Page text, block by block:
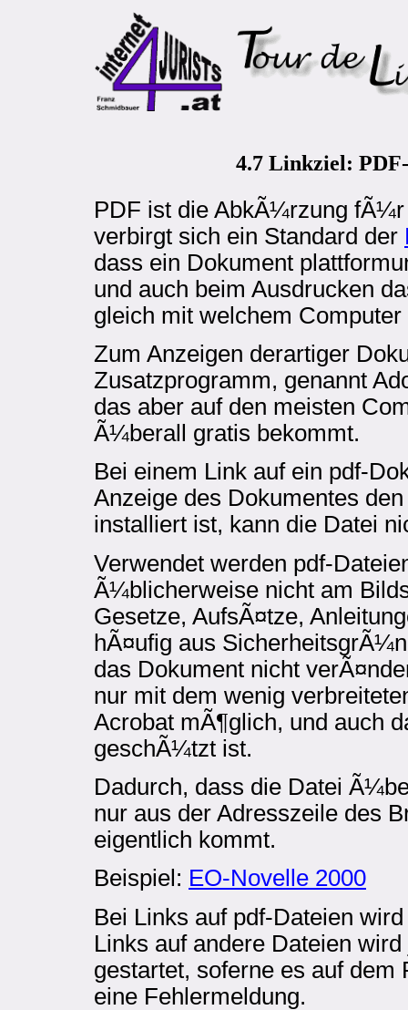
4.7 Linkziel:
PDF ist die AbkÃ¼rzung
verbirgt sich ein Standard der
dass ein Dokument
und auch beim Ausdrucken
gleich mit welchem
Zum Anzeigen derartiger
Zusatzprogramm, genannt
das aber auf den meisten
Ã¼berall gratis bekommt.
Bei einem Link auf ein pdf-
Anzeige des Dokumentes
installiert ist, kann die Datei
Verwendet werden pdf-
Ã¼blicherweise nicht am
Gesetze, AufsÃ¤tze,
hÃ¤ufig aus
das Dokument nicht
nur mit dem wenig
Acrobat mÃ¶glich, und auch
geschÃ¼tzt ist.
Dadurch, dass die Datei
nur aus der Adresszeile des
eigentlich kommt.
Beispiel: EO-Novelle 2000
Bei Links auf pdf-Dateien
Links auf andere Dateien
gestartet, soferne es auf
eine Fehlermeldung.